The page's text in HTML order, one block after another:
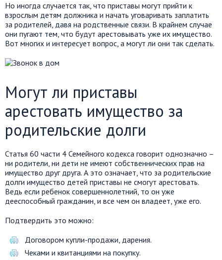
Но иногда случается так, что приставы могут прийти к
взрослым детям должника и начать уговаривать заплатить
за родителей, давя на родственные связи. В крайнем случае
они пугают тем, что будут арестовывать уже их имущество.
Вот многих и интересует вопрос, а могут ли они так сделать.
Могут ли приставы
арестовать имущество за
родительские долги
Статья 60 части 4 Семейного кодекса говорит однозначно –
ни родители, ни дети не имеют собственнических прав на
имущество друг друга. А это означает, что за родительские
долги имущество детей приставы не смогут арестовать.
Ведь если ребенок совершеннолетний, то он уже
дееспособный гражданин, и все чем он владеет, уже его.
Подтвердить это можно:
Договором купли-продажи, дарения.
Чеками и квитанциями на покупку.